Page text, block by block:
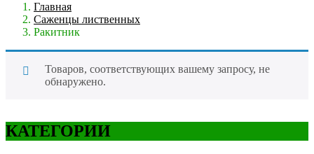
Главная
Саженцы лиственных
Ракитник
Товаров, соответствующих вашему запросу, не
обнаружено.
КАТЕГОРИИ